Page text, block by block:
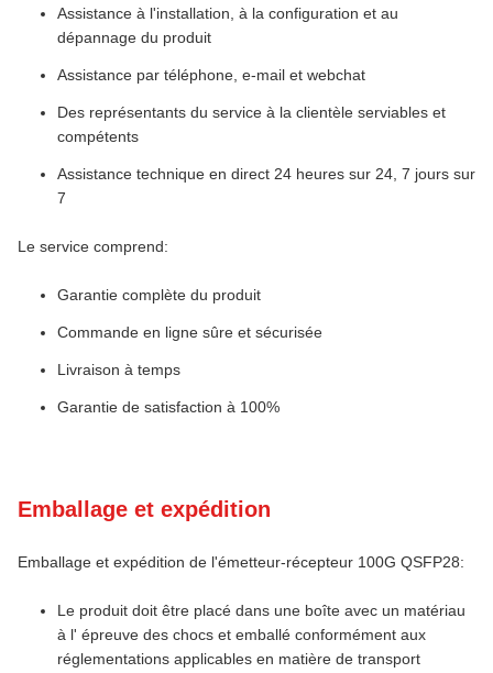
Assistance à l'installation, à la configuration et au
dépannage du produit
Assistance par téléphone, e-mail et webchat
Des représentants du service à la clientèle serviables et
compétents
Assistance technique en direct 24 heures sur 24, 7 jours sur
7
Le service comprend:
Garantie complète du produit
Commande en ligne sûre et sécurisée
Livraison à temps
Garantie de satisfaction à 100%
Emballage et expédition
Emballage et expédition de l'émetteur-récepteur 100G QSFP28:
Le produit doit être placé dans une boîte avec un matériau
à l' épreuve des chocs et emballé conformément aux
réglementations applicables en matière de transport